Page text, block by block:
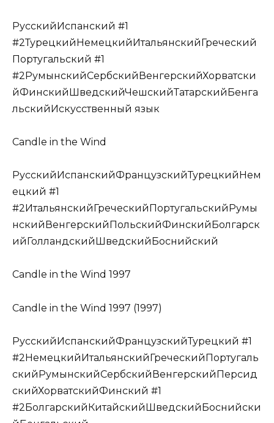
РусскийИспанский #1
#2ТурецкийНемецкийИтальянскийГреческий
Португальский #1
#2РумынскийСербскийВенгерскийХорватски
йФинскийШведскийЧешскийТатарскийБенга
льскийИскусственный язык
Candle in the Wind
РусскийИспанскийФранцузскийТурецкийНем
ецкий #1
#2ИтальянскийГреческийПортугальскийРумы
нскийВенгерскийПольскийФинскийБолгарск
ийГолландскийШведскийБоснийский
Candle in the Wind 1997
Candle in the Wind 1997 (1997)
РусскийИспанскийФранцузскийТурецкий #1
#2НемецкийИтальянскийГреческийПортугаль
скийРумынскийСербскийВенгерскийПерсид
скийХорватскийФинский #1
#2БолгарскийКитайскийШведскийБоснийски